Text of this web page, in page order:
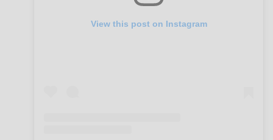
View this post on Instagram